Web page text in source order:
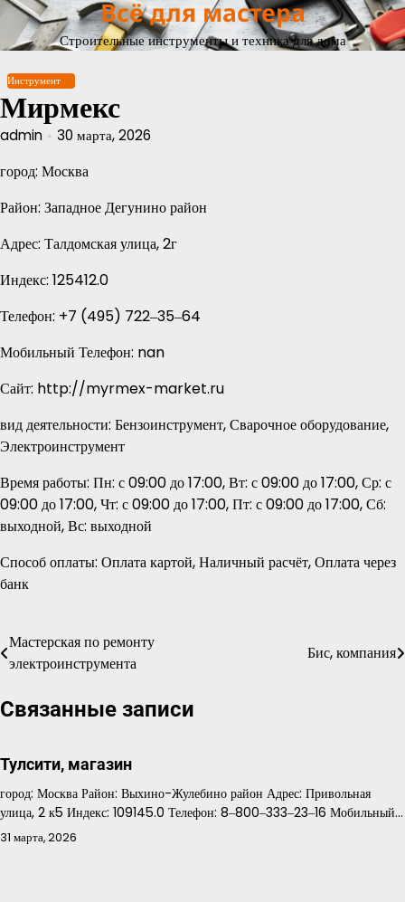
Перейти
содержимому
Всё для мастера
Строительные инструменты и техника для дома
Инструмент
Мирмекс
admin 30 марта, 2026
город: Москва
Район: Западное Дегунино район
Адрес: Талдомская улица, 2г
Индекс: 125412.0
Телефон: +7 (495) 722‒35‒64
Мобильный Телефон: nan
Сайт: http://myrmex-market.ru
вид деятельности: Бензоинструмент, Сварочное оборудование,
Электроинструмент
Время работы: Пн: с 09:00 до 17:00, Вт: с 09:00 до 17:00, Ср: с
09:00 до 17:00, Чт: с 09:00 до 17:00, Пт: с 09:00 до 17:00, Сб:
выходной, Вс: выходной
Способ оплаты: Оплата картой, Наличный расчёт, Оплата через
банк
Навигация
записям
Мастерская по ремонту
электроинструмента
Бис, компания
Связанные записи
Тулсити, магазин
город: Москва Район: Выхино-Жулебино район Адрес: Привольная
улица, 2 к5 Индекс: 109145.0 Телефон: 8‒800‒333‒23‒16 Мобильный…
31 марта, 2026